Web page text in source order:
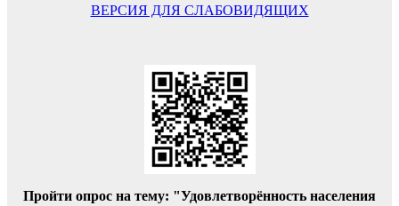
ВЕРСИЯ ДЛЯ СЛАБОВИДЯЩИХ
Пройти опрос на тему: "Удовлетворённость населения